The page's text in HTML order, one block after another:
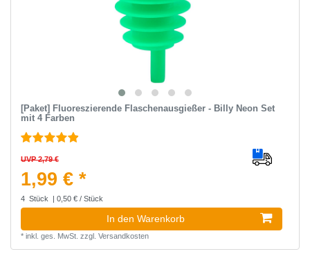
[Paket] Fluoreszierende Flaschenausgießer - Billy Neon Set
mit 4 Farben
UVP 2,79 €
1,99 € *
4 Stück | 0,50 € / Stück
In den Warenkorb
* inkl. ges. MwSt. zzgl. Versandkosten